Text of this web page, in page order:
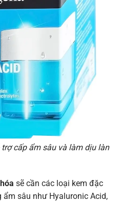
cấp ẩm sâu và làm dịu làn
sẽ cần các loại kem đặc
sâu như Hyaluronic Acid,